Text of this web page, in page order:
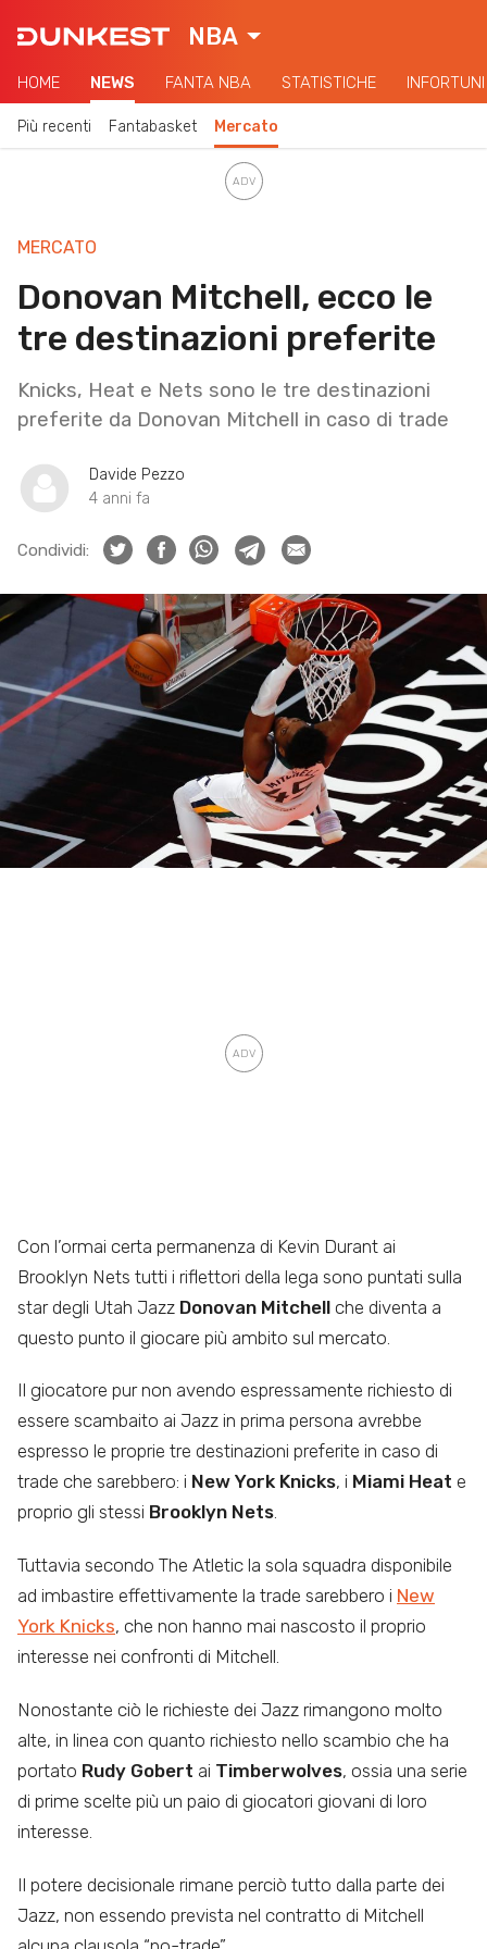
NBA
HOME NEWS FANTA NBA STATISTICHE INFORTUNI
Più recenti Fantabasket Mercato
MERCATO
Donovan Mitchell, ecco le
tre destinazioni preferite
Knicks, Heat e Nets sono le tre destinazioni
preferite da Donovan Mitchell in caso di trade
Davide Pezzo
4 anni fa
Condividi:
Con l’ormai certa permanenza di Kevin Durant ai
Brooklyn Nets tutti i riflettori della lega sono puntati sulla
star degli Utah Jazz Donovan Mitchell che diventa a
questo punto il giocare più ambito sul mercato.
Il giocatore pur non avendo espressamente richiesto di
essere scambaito ai Jazz in prima persona avrebbe
espresso le proprie tre destinazioni preferite in caso di
trade che sarebbero: i New York Knicks, i Miami Heat e
proprio gli stessi Brooklyn Nets.
Tuttavia secondo The Atletic la sola squadra disponibile
ad imbastire effettivamente la trade sarebbero i New
York Knicks, che non hanno mai nascosto il proprio
interesse nei confronti di Mitchell.
Nonostante ciò le richieste dei Jazz rimangono molto
alte, in linea con quanto richiesto nello scambio che ha
portato Rudy Gobert ai Timberwolves, ossia una serie
di prime scelte più un paio di giocatori giovani di loro
interesse.
Il potere decisionale rimane perciò tutto dalla parte dei
Jazz, non essendo prevista nel contratto di Mitchell